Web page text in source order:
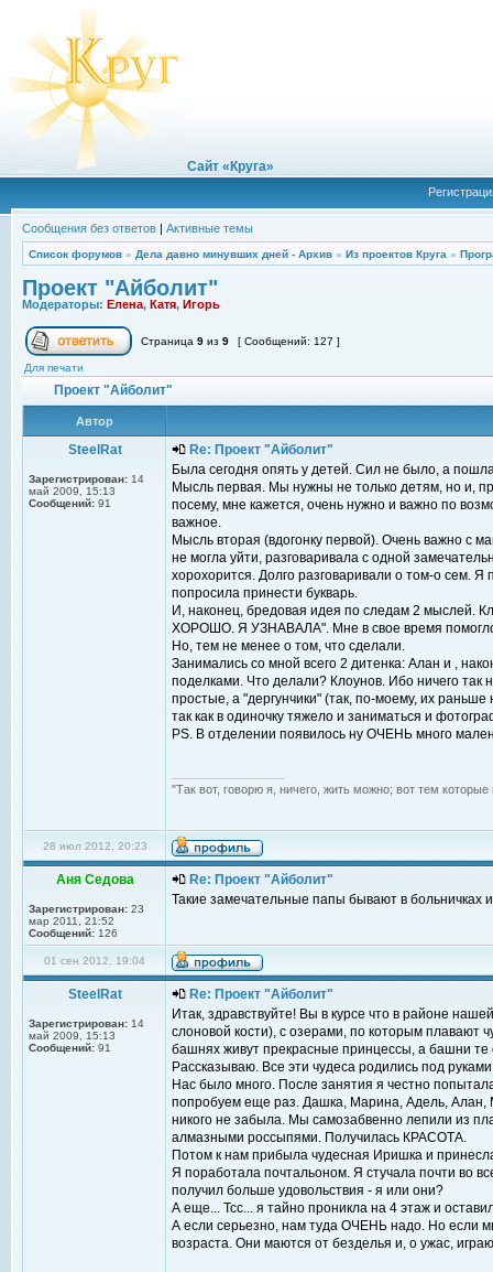
Сайт «Круга»
Сообщения без ответов | Активные темы
Список форумов » Дела давно минувших дней - Архив » Из проектов Круга »
Проект "Айболит"
Модераторы: Елена, Катя, Игорь
Страница 9 из 9 [ Сообщений: 127 ]
Для печати
Проект "Айболит"
Автор
SteelRat
Зарегистрирован: 14
май 2009, 15:13
Сообщений: 91
Re: Проект "Айболит"
Была сегодня опять у детей. Сил не было, а
Мысль первая. Мы нужны не только детям, но и,
посему, мне кажется, очень нужно и важно по
важное.
Мысль вторая (вдогонку первой). Очень важно с
не могла уйти, разговаривала с одной
хорохорится. Долго разговаривали о том-о сем. Я
попросила принести букварь.
И, наконец, бредовая идея по следам 2 мыслей.
ХОРОШО. Я УЗНАВАЛА". Мне в свое время
Но, тем не менее о том, что сделали.
Занимались со мной всего 2 дитенка: Алан и ,
поделками. Что делали? Клоунов. Ибо ничего
простые, а "дергунчики" (так, по-моему, их
так как в одиночку тяжело и заниматься и
PS. В отделении появилось ну ОЧЕНЬ много
"Так вот, говорю я, ничего, жить можно; вот тем
28 июл 2012, 20:23
Аня Седова
Зарегистрирован: 23
мар 2011, 21:52
Сообщений: 126
Re: Проект "Айболит"
Такие замечательные папы бывают в больничках
01 сен 2012, 19:04
SteelRat
Зарегистрирован: 14
май 2009, 15:13
Сообщений: 91
Re: Проект "Айболит"
Итак, здравствуйте! Вы в курсе что в районе
слоновой кости), с озерами, по которым плавают
башнях живут прекрасные принцессы, а башни
Рассказываю. Все эти чудеса родились под
Нас было много. После занятия я честно
попробуем еще раз. Дашка, Марина, Адель,
никого не забыла. Мы самозабвенно лепили из
алмазными россыпями. Получилась КРАСОТА.
Потом к нам прибыла чудесная Иришка и
Я поработала почтальоном. Я стучала почти во
получил больше удовольствия - я или они?
А еще... Тсс... я тайно проникла на 4 этаж и
А если серьезно, нам туда ОЧЕНЬ надо. Но если
возраста. Они маются от безделья и, о ужас,